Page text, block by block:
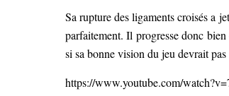
Sa rupture des ligaments croisés a
parfaitement. Il progresse donc
si sa bonne vision du jeu devrait pas
https://www.youtube.com/